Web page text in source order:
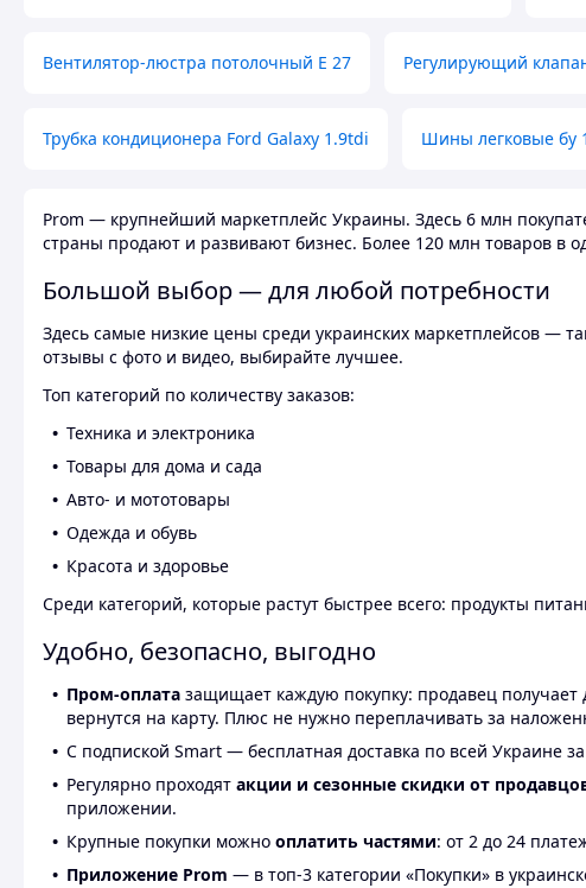
Вентилятор-люстра потолочный E 27 Регулирующий
Трубка кондиционера Ford Galaxy 1.9tdi Шины легковые бу
Prom — крупнейший маркетплейс Украины. Здесь 6 млн
страны продают и развивают бизнес. Более 120 млн товаров в
Большой выбор — для любой потребности
Здесь самые низкие цены среди украинских маркетплейсов —
отзывы с фото и видео, выбирайте лучшее.
Топ категорий по количеству заказов:
Техника и электроника
Товары для дома и сада
Авто- и мототовары
Одежда и обувь
Красота и здоровье
Среди категорий, которые растут быстрее всего: продукты
Удобно, безопасно, выгодно
Пром-оплата защищает каждую покупку: продавец получает
вернутся на карту. Плюс не нужно переплачивать за
С подпиской Smart — бесплатная доставка по всей Украине
Регулярно проходят акции и сезонные скидки от
приложении.
Крупные покупки можно оплатить частями: от 2 до 24
Приложение Prom — в топ-3 категории «Покупки» в